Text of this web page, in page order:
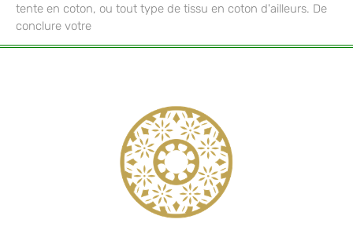
tente en coton, ou tout type de tissu en coton d'ailleurs. De
conclure votre